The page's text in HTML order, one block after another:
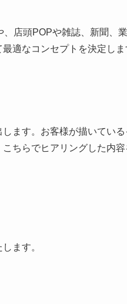
店頭POPや雑誌、新聞、
適なコンセプトを決定しま
ます。お客様が描いてい
ちらでヒアリングした内
ます。